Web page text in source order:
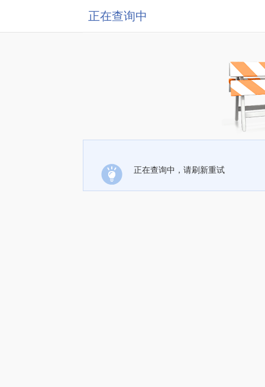
正在查询中
正在查询中，请刷新重试